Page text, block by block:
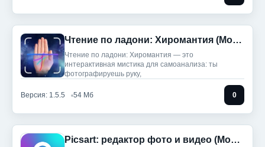
Чтение по ладони: Хиромантия (Мод, Unlocked)
Чтение по ладони: Хиромантия — это
интерактивная мистика для самоанализа: ты
фотографируешь руку,
Версия: 1.5.5 54 Мб 0
Picsart: редактор фото и видео (Мод, Unlocked)